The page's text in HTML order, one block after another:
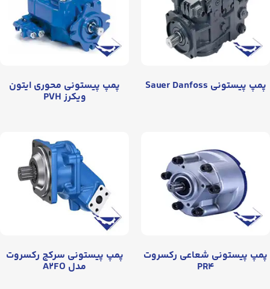
پمپ پیستونی Sauer Danfoss پمپ پیستونی محوری ایتون
ویکرز PVH
پمپ پیستونی شعاعی رکسروت
PR۴
پمپ پیستونی سرکج رکسروت
مدل A۲FO